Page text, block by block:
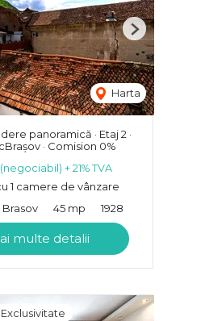
Harta
Next
panoramică · Etaj 2 ·
· Comision 0%
(negociabil) + 21% TVA
1 camere de vânzare
45 mp 1928
multe detalii
Exclusivitate